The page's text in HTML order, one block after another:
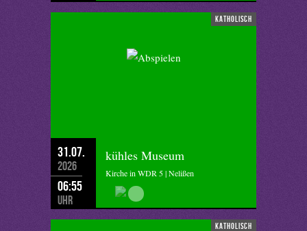
katholisch
31.07.
2026
06:55
Uhr
kühles Museum
Kirche in WDR 5 | Nelißen
katholisch